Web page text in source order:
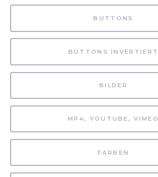
BUTTONS
BUTTONS INVERTIERT
BILDER
MP4, YOUTUBE, VIMEO
FARBEN